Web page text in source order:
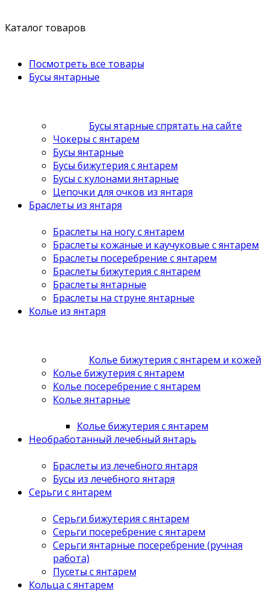
Каталог товаров
Посмотреть все товары
Бусы янтарные
Бусы ятарные спрятать на сайте
Чокеры с янтарем
Бусы янтарные
Бусы бижутерия с янтарем
Бусы с кулонами янтарные
Цепочки для очков из янтаря
Браслеты из янтаря
Браслеты на ногу с янтарем
Браслеты кожаные и каучуковые с янтарем
Браслеты посеребрение с янтарем
Браслеты бижутерия с янтарем
Браслеты янтарные
Браслеты на струне янтарные
Колье из янтаря
Колье бижутерия с янтарем и кожей
Колье бижутерия с янтарем
Колье посеребрение с янтарем
Колье янтарные
Колье бижутерия с янтарем
Необработанный лечебный янтарь
Браслеты из лечебного янтаря
Бусы из лечебного янтаря
Серьги с янтарем
Серьги бижутерия с янтарем
Серьги посеребрение с янтарем
Серьги янтарные посеребрение (ручная
работа)
Пусеты с янтарем
Кольца с янтарем